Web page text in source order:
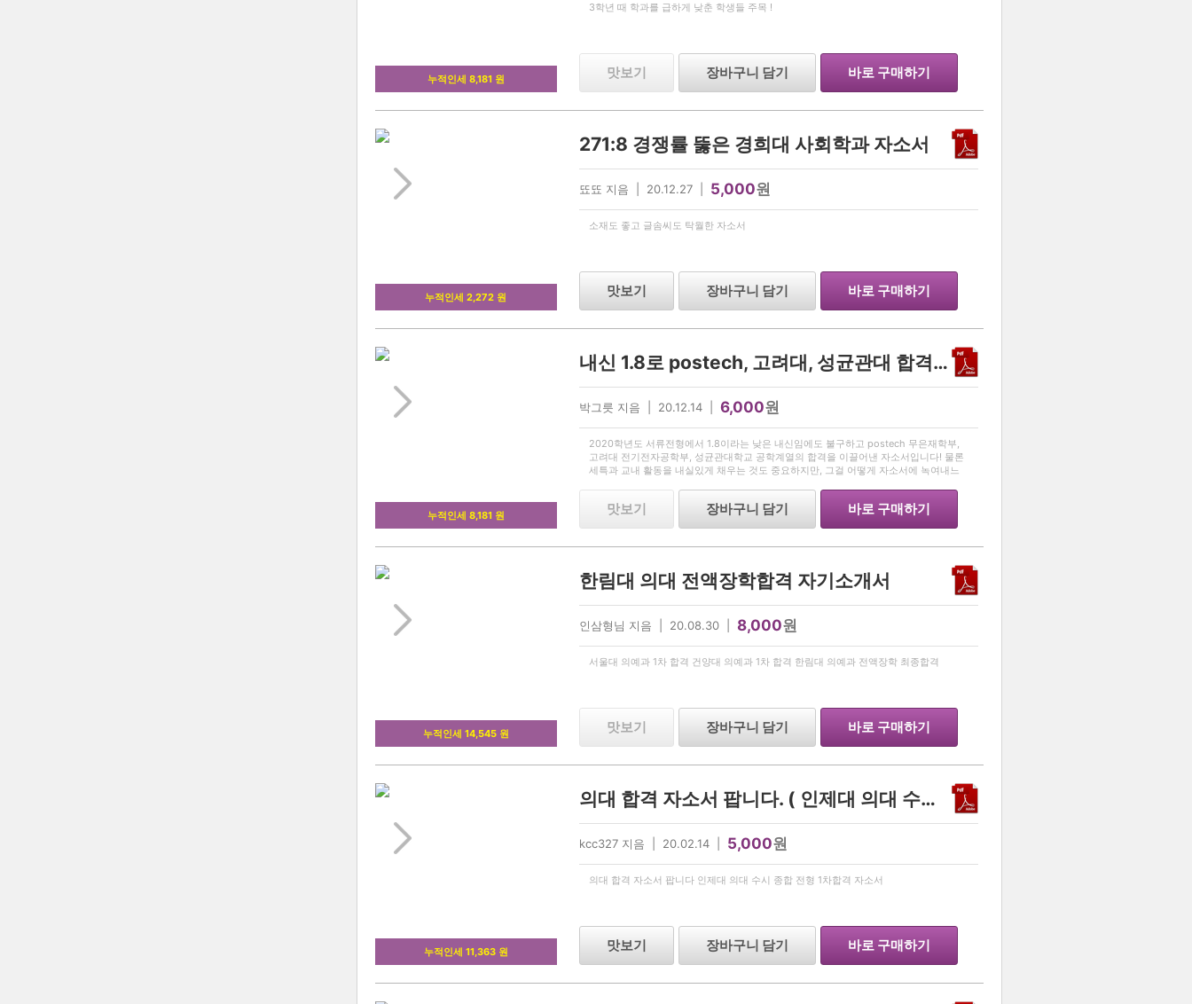
누적인세 8,181 원
3학년 때 학과를 급하게 낮춘 학생들 주목 !
맛보기 장바구니 담기 바로 구매하기
누적인세 2,272 원
271:8 경쟁률 뚫은 경희대 사회학과 자소서
뚀뚀 지음 | 20.12.27 | 5,000원
소재도 좋고 글솜씨도 탁월한 자소서
맛보기 장바구니 담기 바로 구매하기
누적인세 8,181 원
내신 1.8로 postech, 고려대, 성균관대 합격? 교수님들의 이목을 끄는 자소서!
박그릇 지음 | 20.12.14 | 6,000원
2020학년도 서류전형에서 1.8이라는 낮은 내신임에도 불구하고 postech 무은재학부,
고려대 전기전자공학부, 성균관대학교 공학계열의 합격을 이끌어낸 자소서입니다! 물론
세특과 교내 활동을 내실있게 채우는 것도 중요하지만, 그걸 어떻게 자소서에 녹여내느
맛보기 장바구니 담기 바로 구매하기
누적인세 14,545 원
한림대 의대 전액장학합격 자기소개서
인삼형님 지음 | 20.08.30 | 8,000원
서울대 의예과 1차 합격 건양대 의예과 1차 합격 한림대 의예과 전액장학 최종합격
맛보기 장바구니 담기 바로 구매하기
누적인세 11,363 원
의대 합격 자소서 팝니다. ( 인제대 의대 수시 종합 전형 1차합격 자소서 팝니다)
kcc327 지음 | 20.02.14 | 5,000원
의대 합격 자소서 팝니다 인제대 의대 수시 종합 전형 1차합격 자소서
맛보기 장바구니 담기 바로 구매하기